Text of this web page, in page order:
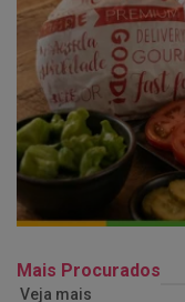
Mais Procurados
Veja mais